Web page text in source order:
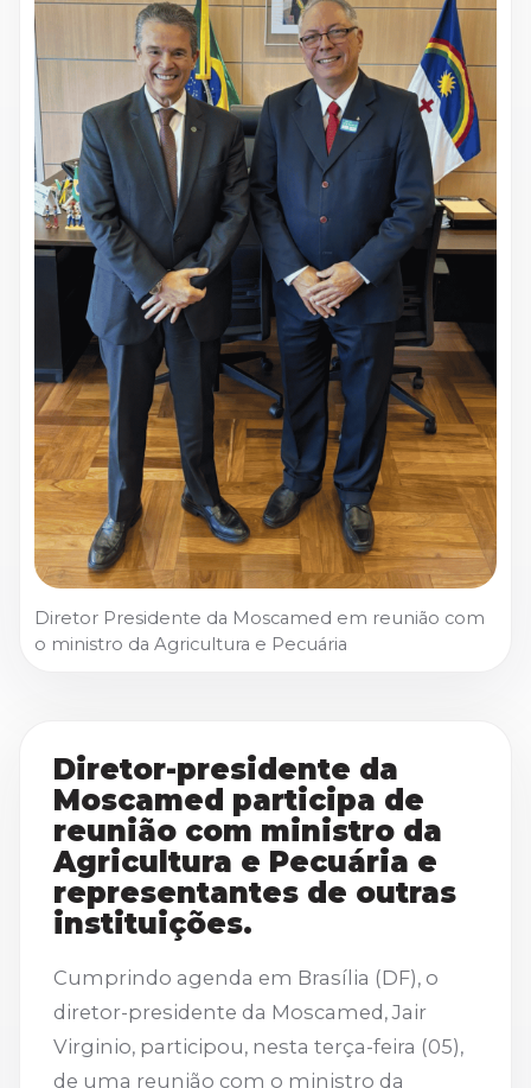
Diretor Presidente da Moscamed em reunião com
o ministro da Agricultura e Pecuária
Diretor-presidente da
Moscamed participa de
reunião com ministro da
Agricultura e Pecuária e
representantes de outras
instituições.
Cumprindo agenda em Brasília (DF), o
diretor-presidente da Moscamed, Jair
Virginio, participou, nesta terça-feira (05),
de uma reunião com o ministro da